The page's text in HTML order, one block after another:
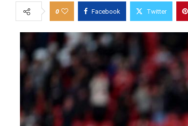
0 Facebook Twitter